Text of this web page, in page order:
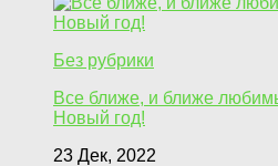
Без рубрики
Все ближе, и ближе
Новый год!
23 Дек, 2022